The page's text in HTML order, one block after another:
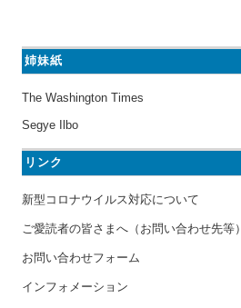
姉妹紙
The Washington Times
Segye Ilbo
リンク
新型コロナウイルス対応について
ご愛読者の皆さまへ（お問い合わせ先等）
お問い合わせフォーム
インフォメーション